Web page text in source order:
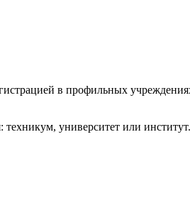
в профильных
техникум, университет или